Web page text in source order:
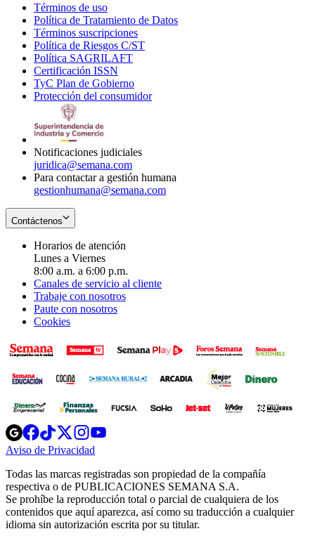
Términos de uso
in
new
window
Política de Tratamiento de Datos
Términos suscripciones
in
Política de Riesgos C/ST
Política SAGRILAFT
new
window
Certificación ISSN
in
new
TyC Plan de Gobierno
in
Protección del consumidorOpens
Notificaciones judiciales
juridica@semana.com
Para contactar a gestión humana
gestionhumana@semana.com
Contáctenos
Horarios de atención
Lunes a Viernes
8:00 a.m. a 6:00 p.m.
Canales de servicio al cliente
Trabaje con nosotros
Paute con nosotros
Cookies
Opens
in
new
Opens
in
new
Opens
in
new
window
Opens
new
windowwindow
Aviso de Privacidad
new
window
Todas las marcas registradas son propiedad de la compañía
respectiva o de PUBLICACIONES SEMANA S.A.
Se prohíbe la reproducción total o parcial de cualquiera de los
contenidos que aquí aparezca, así como su traducción a cualquier
idioma sin autorización escrita por su titular.